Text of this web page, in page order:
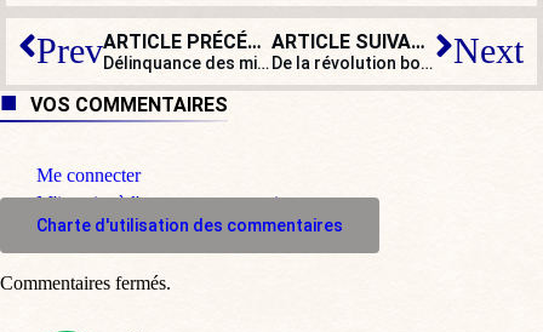
Prev ARTICLE PRÉCÉDENT
Délinquance des mineurs : encore un rapport pour rien
ARTICLE SUIVANT
De la révolution bolivarienne à la comédie de boulevard : la chute de la maison Mélenchon ? Next
VOS COMMENTAIRES
Me connecter
M'inscrire à l'espace commentaire
Charte d'utilisation des commentaires
Commentaires fermés.